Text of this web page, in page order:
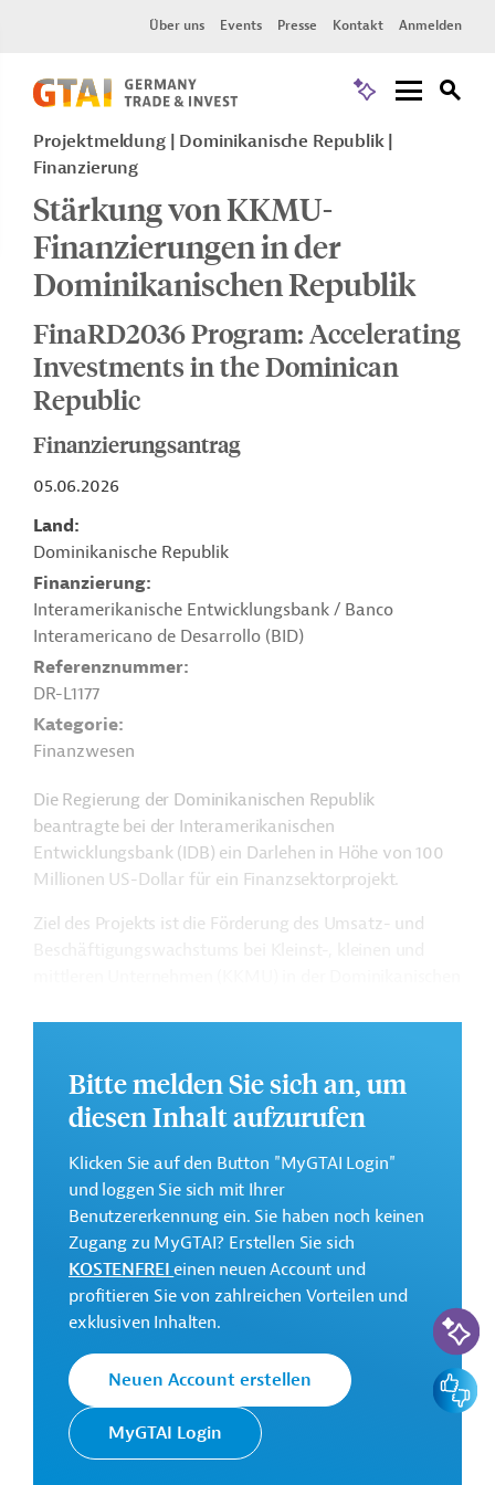
Über uns Events Presse Kontakt Anmelden
Projektmeldung
Dominikanische Republik
Finanzierung
Stärkung von KKMU-
Finanzierungen in der
Dominikanischen Republik
FinaRD2036 Program: Accelerating
Investments in the Dominican
Republic
Finanzierungsantrag
05.06.2026
Land
Dominikanische Republik
Finanzierung
Interamerikanische Entwicklungsbank / Banco
Interamericano de Desarrollo (BID)
Referenznummer
DR-L1177
Kategorie
Finanzwesen
Die Regierung der Dominikanischen Republik
beantragte bei der Interamerikanischen
Entwicklungsbank (IDB) ein Darlehen in Höhe von 100
Millionen US-Dollar für ein Finanzsektorprojekt.
Ziel des Projekts ist die Förderung des Umsatz- und
Finanzierung produktiver Investitionen für KKMU. Dies
geschieht durch die Einführung der ersten von BANDEX
Finanzierungsform.
Weitere Informationen zu dem geplanten
Entwicklungsprojekt finden Sie auf der Webseite der
.
GTAI informiert über dieIDB: Schwerpunkte, Regularien
und praktische Hinweise zur Geschäftsanbahnung.
Gesamtkosten:
100 Millionen US-Dollar
Geberbeitrag:
100 Millionen US-Dollar (Darlehen; beantragt)
Bitte melden Sie sich an, um
diesen Inhalt aufzurufen
Klicken Sie auf den Button "MyGTAI Login"
und loggen Sie sich mit Ihrer
Benutzererkennung ein. Sie haben noch keinen
Zugang zu MyGTAI? Erstellen Sie sich
KOSTENFREIeinen neuen Account und
profitieren Sie von zahlreichen Vorteilen und
exklusiven Inhalten.
Neuen Account erstellen
MyGTAI Login
KI-